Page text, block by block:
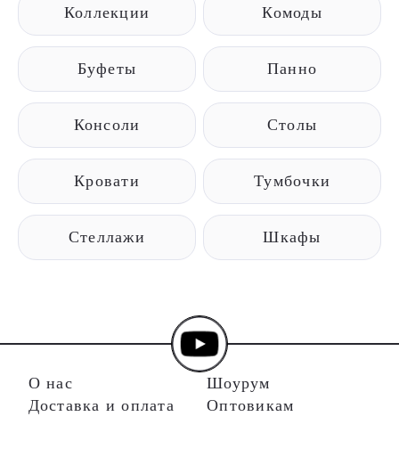
Коллекции Комоды
Буфеты Панно
Консоли Столы
Кровати Тумбочки
Стеллажи Шкафы
О нас
Доставка и оплата
Шоурум
Оптовикам